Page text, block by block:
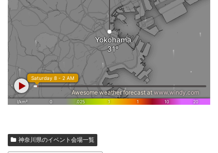
神奈川県のイベント会場一覧